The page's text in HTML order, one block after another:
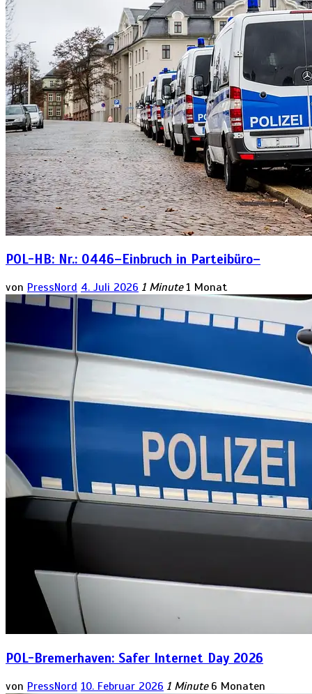
POL-HB: Nr.: 0446–Einbruch in Parteibüro–
von PressNord 4. Juli 2026 1 Minute 1 Monat
POL-Bremerhaven: Safer Internet Day 2026
von PressNord 10. Februar 2026 1 Minute 6 Monaten